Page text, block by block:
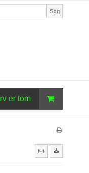
Søg
er tom